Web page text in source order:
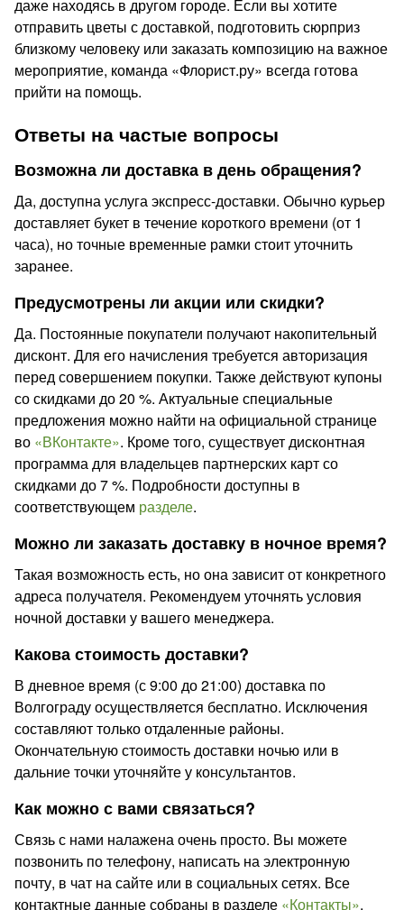
даже находясь в другом городе. Если вы хотите
отправить цветы с доставкой, подготовить сюрприз
близкому человеку или заказать композицию на важное
мероприятие, команда «Флорист.ру» всегда готова
прийти на помощь.
Ответы на частые вопросы
Возможна ли доставка в день обращения?
Да, доступна услуга экспресс-доставки. Обычно курьер
доставляет букет в течение короткого времени (от 1
часа), но точные временные рамки стоит уточнить
заранее.
Предусмотрены ли акции или скидки?
Да. Постоянные покупатели получают накопительный
дисконт. Для его начисления требуется авторизация
перед совершением покупки. Также действуют купоны
со скидками до 20 %. Актуальные специальные
предложения можно найти на официальной странице
во «ВКонтакте». Кроме того, существует дисконтная
программа для владельцев партнерских карт со
скидками до 7 %. Подробности доступны в
соответствующем разделе.
Можно ли заказать доставку в ночное время?
Такая возможность есть, но она зависит от конкретного
адреса получателя. Рекомендуем уточнять условия
ночной доставки у вашего менеджера.
Какова стоимость доставки?
В дневное время (с 9:00 до 21:00) доставка по
Волгограду осуществляется бесплатно. Исключения
составляют только отдаленные районы.
Окончательную стоимость доставки ночью или в
дальние точки уточняйте у консультантов.
Как можно с вами связаться?
Связь с нами налажена очень просто. Вы можете
позвонить по телефону, написать на электронную
почту, в чат на сайте или в социальных сетях. Все
контактные данные собраны в разделе «Контакты».